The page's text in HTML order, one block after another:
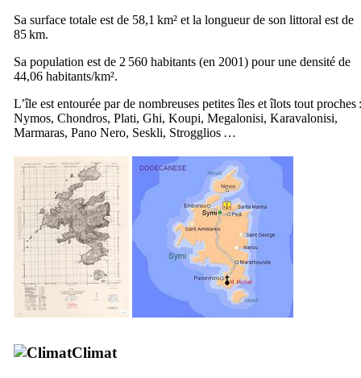
Sa surface totale est de 58,1 km² et la longueur de son littoral est de
85 km.
Sa population est de 2 560 habitants (en 2001) pour une densité de
44,06 habitants/km².
L’île est entourée par de nombreuses petites îles et îlots tout proches :
Nymos, Chondros, Plati, Ghi, Koupi, Megalonisi, Karavalonisi,
Marmaras, Pano Nero, Seskli, Strogglios …
Climat